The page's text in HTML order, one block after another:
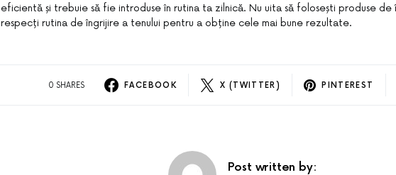
eficientă și trebuie să fie introduse în rutina ta zilnică. Nu uita să folosești produse de
respecți rutina de îngrijire a tenului pentru a obține cele mai bune rezultate.
0 SHARES FACEBOOK X (TWITTER) PINTEREST
Post written by: